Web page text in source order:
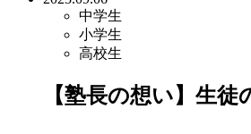
中学生
小学生
高校生
【塾長の想い】生徒